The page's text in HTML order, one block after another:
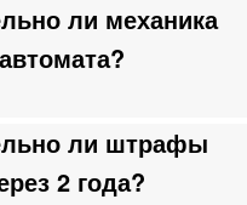
ли механика
ли штрафы
2 года?